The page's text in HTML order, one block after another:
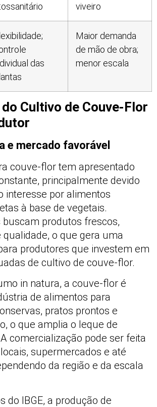
viveiro
das
Maior demanda
de mão de obra;
menor escala
Cultivo de Couve-Flor
e mercado favorável
couve-flor tem apresentado
principalmente devido
interesse por alimentos
à base de vegetais.
buscam produtos frescos,
qualidade, o que gera uma
produtores que investem em
de cultivo de couve-flor.
in natura, a couve-flor é
de alimentos para
pratos prontos e
o que amplia o leque de
comercialização pode ser feita
supermercados e até
da região e da escala
do IBGE, a produção de